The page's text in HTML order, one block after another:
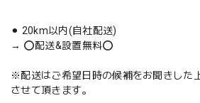
⚫︎ 20km以内(自社配送)
→ ⭕️配送&設置無料⭕️
※配送はご希望日時の候補をお聞きした
させて頂きます。